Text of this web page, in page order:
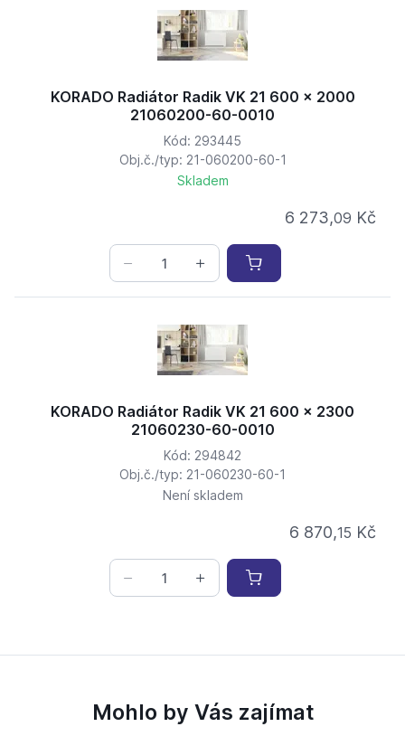
KORADO Radiátor Radik VK 21 600 x 2000
21060200-60-0010
Kód: 293445
Obj.č./typ: 21-060200-60-1
Skladem
6 273,09 Kč
KORADO Radiátor Radik VK 21 600 x 2300
21060230-60-0010
Kód: 294842
Obj.č./typ: 21-060230-60-1
Není skladem
6 870,15 Kč
Mohlo by Vás zajímat